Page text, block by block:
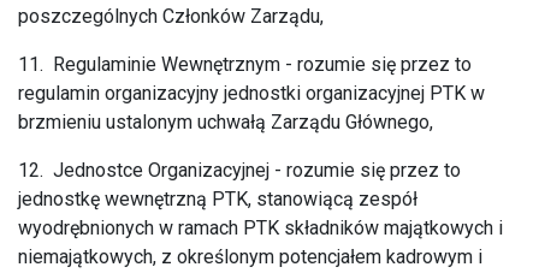
poszczególnych Członków Zarządu,
11. Regulaminie Wewnętrznym - rozumie się przez to
regulamin organizacyjny jednostki organizacyjnej PTK w
brzmieniu ustalonym uchwałą Zarządu Głównego,
12. Jednostce Organizacyjnej - rozumie się przez to
jednostkę wewnętrzną PTK, stanowiącą zespół
wyodrębnionych w ramach PTK składników majątkowych i
niemajątkowych, z określonym potencjałem kadrowym i